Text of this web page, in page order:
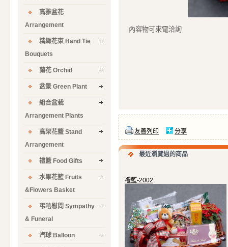
高雅盆花
Arrangement
精緻花束 Hand Tie
Bouquets
蘭花 Orchid
盆景 Green Plant
組合盆栽
Arrangement Plants
高架花籃 Stand
Arrangement
禮籃 Food Gifts
水果花籃 Fruits
&Flowers Basket
弔唁慰問 Sympathy
& Funeral
汽球 Balloon
內容物可來電洽詢
友善列印 分享
最近瀏覽過的商品
禮籃-2002